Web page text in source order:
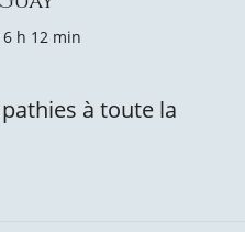
6 h 12 min
à toute la